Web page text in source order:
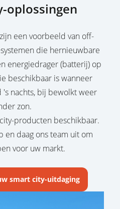
oplossingen
een voorbeeld van off-
die hernieuwbare
energiedrager (batterij) op
beschikbaar is wanneer
nachts, bij bewolkt weer
zon.
producten beschikbaar.
en daag ons team uit om
voor uw markt.
smart city-uitdaging